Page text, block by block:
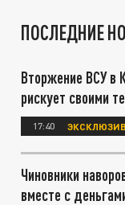
ПОСЛЕДНИЕ
Вторжение ВСУ в
рискует своими
17:40 ЭКСКЛЮЗИВ
Чиновники
вместе с